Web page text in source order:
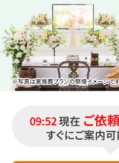
※写真は家族葬プランの祭壇イメージです
09:52現在 ご依
すぐにご案内